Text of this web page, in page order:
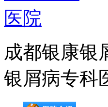
成都银康银
银屑病专科